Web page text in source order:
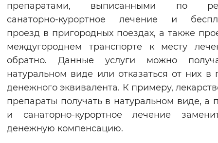
Вернуть стандартные настройки
препаратами, выписанными по
санаторно-курортное лечение и
проезд в пригородных поездах, а также
междугороднем транспорте к месту
обратно. Данные услуги можно
натуральном виде или отказаться от них в
денежного эквивалента. К примеру,
препараты получать в натуральном виде, а
и санаторно-курортное лечение
денежную компенсацию.